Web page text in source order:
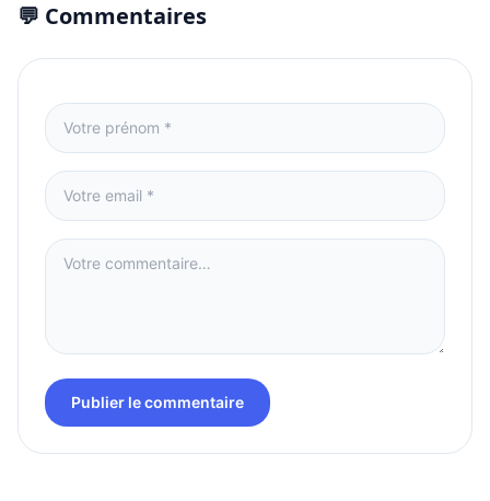
💬 Commentaires
Publier le commentaire